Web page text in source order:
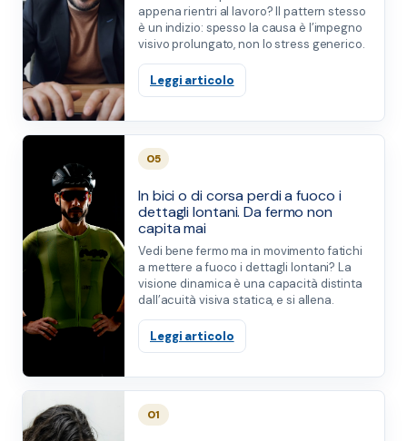
appena rientri al lavoro? Il pattern stesso
è un indizio: spesso la causa è l’impegno
visivo prolungato, non lo stress generico.
Leggi articolo
05
In bici o di corsa perdi a fuoco i
dettagli lontani. Da fermo non
capita mai
Vedi bene fermo ma in movimento fatichi
a mettere a fuoco i dettagli lontani? La
visione dinamica è una capacità distinta
dall’acuità visiva statica, e si allena.
Leggi articolo
01